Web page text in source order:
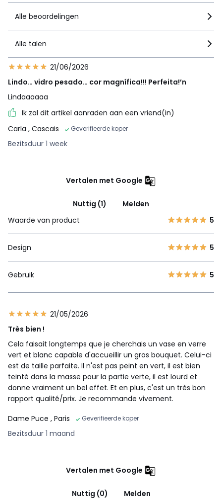
Alle beoordelingen
Alle talen
21/06/2026
Lindo… vidro pesado… cor magnífica!!! Perfeita!’n
Lindaaaaaa
Ik zal dit artikel aanraden aan een vriend(in)
Carla , Cascais Geverifieerde koper
Bezitsduur 1 week
Vertalen met Google
Nuttig (1)
Melden
Waarde van product
5
Design 5
Gebruik 5
21/05/2026
Très bien !
Cela faisait longtemps que je cherchais un vase en verre
vert et blanc capable d'accueillir un gros bouquet. Celui-ci
est de taille parfaite. Il n'est pas peint en vert, il est bien
teinté dans la masse pour la partie verte, il est lourd et
donne vraiment un bel effet. Et en plus, c'est un très bon
rapport qualité/prix. Je recommande vivement.
Dame Puce , Paris Geverifieerde koper
Bezitsduur 1 maand
Vertalen met Google
Nuttig (0)
Melden